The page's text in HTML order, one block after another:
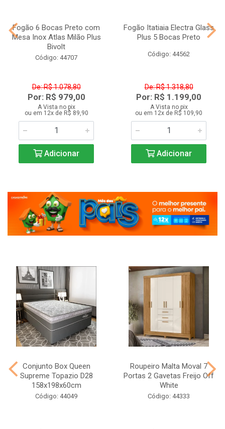
Fogão 6 Bocas Preto com
Mesa Inox Atlas Milão Plus
Bivolt
Código: 44707
De: R$ 1.078,80
Por: R$ 979,00
A Vista no pix
ou em 12x de R$ 89,90
Adicionar
Fogão Itatiaia Electra Glass
Plus 5 Bocas Preto
Código: 44562
De: R$ 1.318,80
Por: R$ 1.199,00
A Vista no pix
ou em 12x de R$ 109,90
Adicionar
Conjunto Box Queen
Supreme Topazio D28
158x198x60cm
Código: 44049
Roupeiro Malta Moval 7
Portas 2 Gavetas Freijo Off
White
Código: 44333